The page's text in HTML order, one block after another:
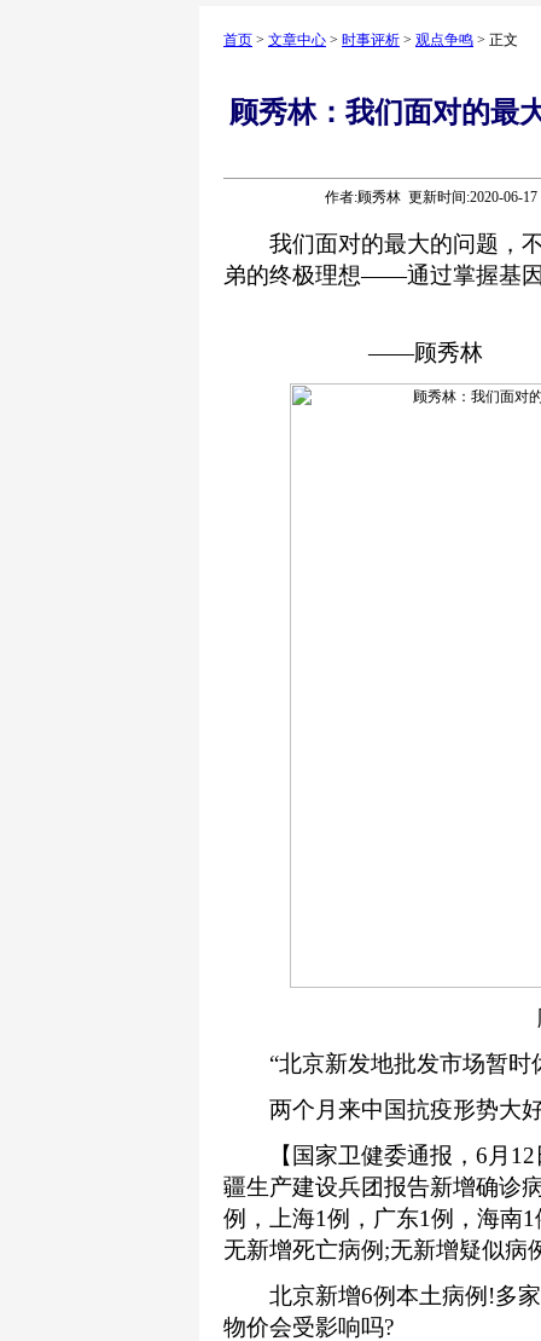
首页 > 文章中心 > 时事评析 > 观点争鸣 > 正文
顾秀林：我们面对的最
作者:顾秀林 更新时间:2020-06-
我们面对的最大的问题，不
弟的终极理想——通过掌握基
——顾秀林
“北京新发地批发市场暂时
两个月来中国抗疫形势大好
【国家卫健委通报，6月12
疆生产建设兵团报告新增确诊
例，上海1例，广东1例，海南
无新增死亡病例;无新增疑似病
北京新增6例本土病例!多家
物价会受影响吗?